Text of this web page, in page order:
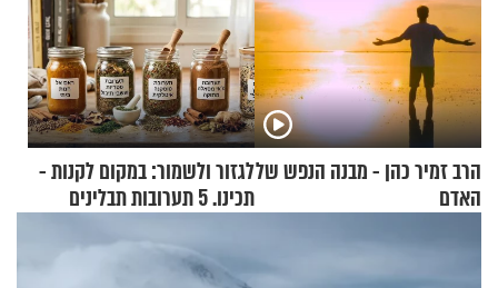
הרב זמיר כהן - מבנה הנפש של
האדם
לגזור ולשמור: במקום לקנות -
תכינו. 5 תערובות תבלינים